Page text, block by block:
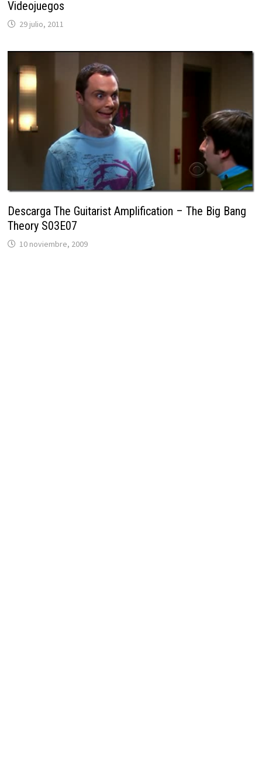
Videojuegos
29 julio, 2011
Descarga The Guitarist Amplification – The Big Bang
Theory S03E07
10 noviembre, 2009